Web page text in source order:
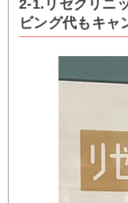
2-1.リゼクリニ
ビング代もキャ